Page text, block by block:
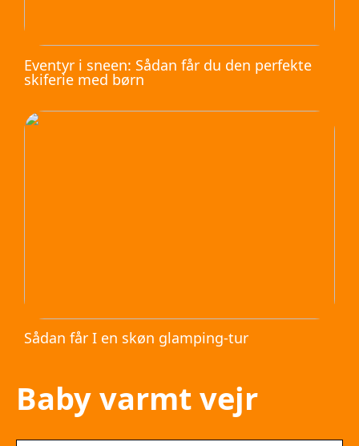
Eventyr i sneen: Sådan får du den perfekte
skiferie med børn
Sådan får I en skøn glamping-tur
Baby varmt vejr